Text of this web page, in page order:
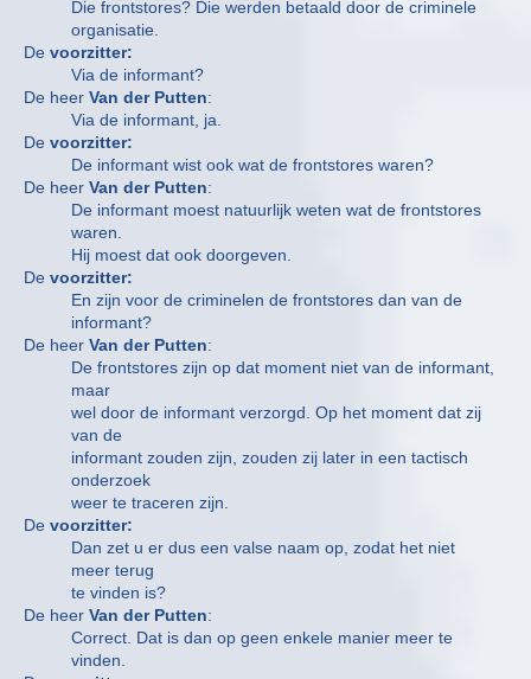
Die frontstores? Die werden betaald door de criminele
organisatie.
De voorzitter:
Via de informant?
De heer Van der Putten:
Via de informant, ja.
De voorzitter:
De informant wist ook wat de frontstores waren?
De heer Van der Putten:
De informant moest natuurlijk weten wat de frontstores
waren.
Hij moest dat ook doorgeven.
De voorzitter:
En zijn voor de criminelen de frontstores dan van de
informant?
De heer Van der Putten:
De frontstores zijn op dat moment niet van de informant,
maar
wel door de informant verzorgd. Op het moment dat zij
van de
informant zouden zijn, zouden zij later in een tactisch
onderzoek
weer te traceren zijn.
De voorzitter:
Dan zet u er dus een valse naam op, zodat het niet
meer terug
te vinden is?
De heer Van der Putten:
Correct. Dat is dan op geen enkele manier meer te
vinden.